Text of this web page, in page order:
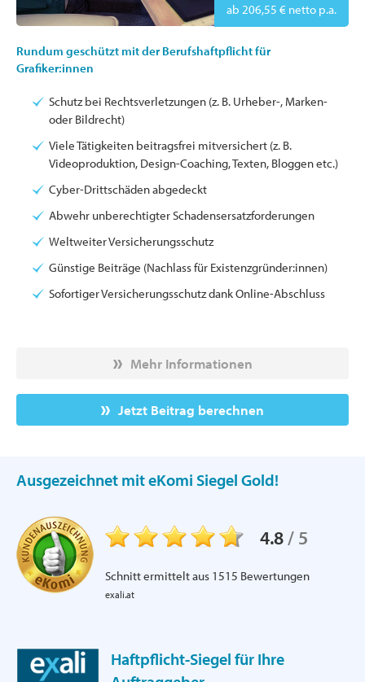
ab 206,55 € netto p.a.
Rundum geschützt mit der Berufshaftpflicht für
Grafiker:innen
Schutz bei Rechtsverletzungen (z. B. Urheber-, Marken-
oder Bildrecht)
Viele Tätigkeiten beitragsfrei mitversichert (z. B.
Videoproduktion, Design-Coaching, Texten, Bloggen etc.)
Cyber-Drittschäden abgedeckt
Abwehr unberechtigter Schadensersatzforderungen
Weltweiter Versicherungsschutz
Günstige Beiträge (Nachlass für Existenzgründer:innen)
Sofortiger Versicherungsschutz dank Online-Abschluss
Mehr Informationen
Jetzt Beitrag berechnen
Ausgezeichnet mit eKomi Siegel Gold!
4.8/ 5
Schnitt ermittelt aus 1515 Bewertungen
exali.at
Haftpflicht-Siegel für Ihre